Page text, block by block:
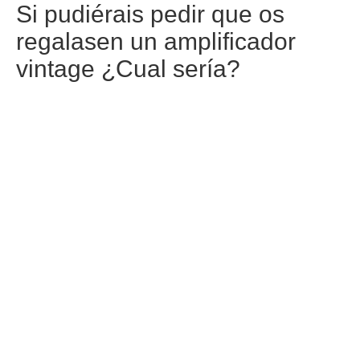
Si pudiérais pedir que os
regalasen un amplificador
vintage ¿Cual sería?